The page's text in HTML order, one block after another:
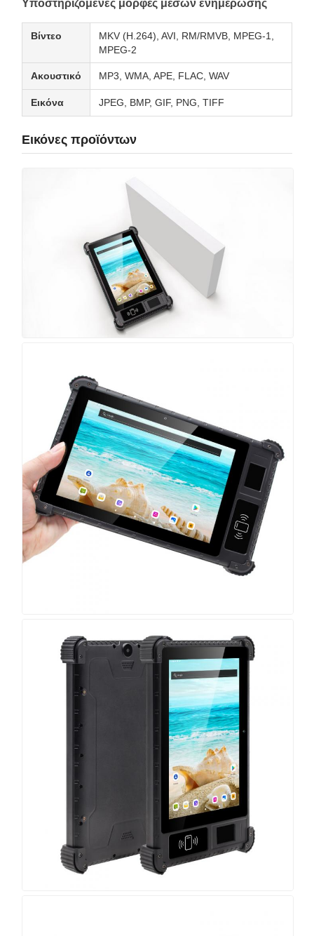
Υποστηριζόμενες μορφές μέσων ενημέρωσης
Βίντεο
MKV (H.264), AVI, RM/RMVB, MPEG-1,
MPEG-2
Ακουστικό MP3, WMA, APE, FLAC, WAV
Εικόνα JPEG, BMP, GIF, PNG, TIFF
Εικόνες προϊόντων